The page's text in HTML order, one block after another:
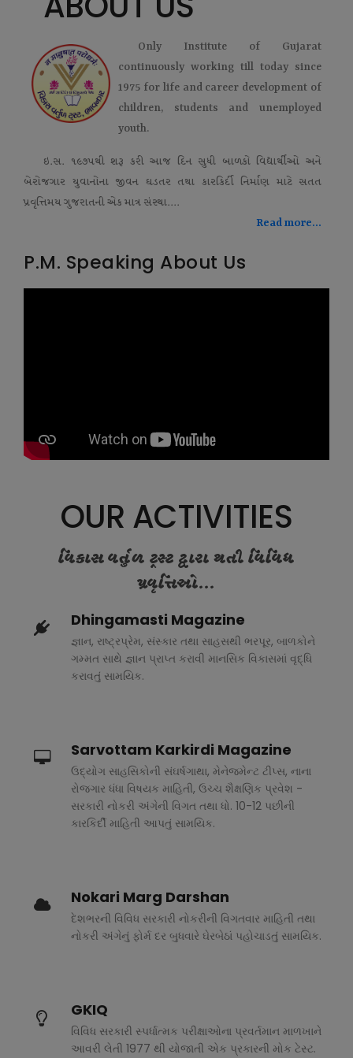
Only Institute of Gujarat
continuously working till today since
1975 for life and career development of
children, students and unemployed
youth.
ઇ.સ. ૧૯૭૫થી શરૂ કરી આજ દિન સુધી બાળકો વિદ્યાર્થીઓ અને
બેરોજગાર યુવાનોના જીવન ઘડતર તથા કારકિર્દી નિર્માણ માટે સતત
પ્રવૃત્તિમય ગુજરાતની એક માત્ર સંસ્થા....
Read more...
P.M. Speaking About Us
OUR ACTIVITIES
વિકાસ વર્તુળ ટ્રસ્ટ દ્વારા થતી વિવિધ
પ્રવૃત્તિઓ...
Dhingamasti Magazine
જ્ઞાન, રાષ્ટ્રપ્રેમ, સંસ્કાર તથા સાહસથી ભરપૂર, બાળકોને
ગમ્મત સાથે જ્ઞાન પ્રાપ્ત કરાવી માનસિક વિકાસમાં વૃદ્ધિ
કરાવતું સામયિક.
Sarvottam Karkirdi Magazine
ઉદ્યોગ સાહસિકોની સંઘર્ષગાથા, મેનેજમેન્ટ ટીપ્સ, નાના
રોજગાર ધંધા વિષયક માહિતી, ઉચ્ચ શૈક્ષણિક પ્રવેશ -
સરકારી નોકરી અંગેની વિગત તથા ધો. 10-12 પછીની
કારકિર્દી માહિતી આપતું સામયિક.
Nokari Marg Darshan
દેશભરની વિવિધ સરકારી નોકરીની વિગતવાર માહિતી તથા
નોકરી અંગેનું ફોર્મ દર બુધવારે ઘેરબેઠાં પહોચાડતું સામયિક.
GKIQ
વિવિધ સરકારી સ્પર્ધાત્મક પરીક્ષાઓના પ્રવર્તમાન માળખાને
આવરી લેતી 1977 થી યોજાતી એક પ્રકારની મોક ટેસ્ટ.